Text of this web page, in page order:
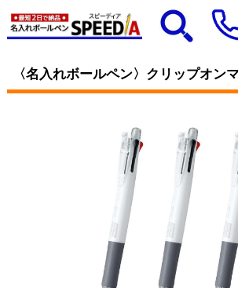
〈名入れボールペン〉クリップオン